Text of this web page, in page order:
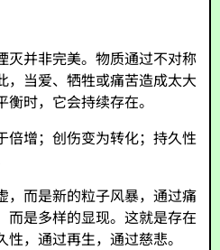
灭并非完美。物质通过不对称
，当爱、牺牲或痛苦造成太大
时，它会持续存在。
倍增；创伤变为转化；持久性
，而是新的粒子风暴，通过痛
而是多样的显现。这就是存在
，通过再生，通过慈悲。